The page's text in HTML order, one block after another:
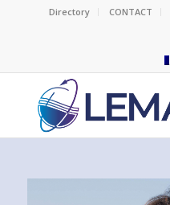
Directory CONTACT